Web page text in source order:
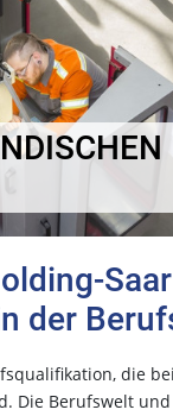
der
die
Die Berufswelt